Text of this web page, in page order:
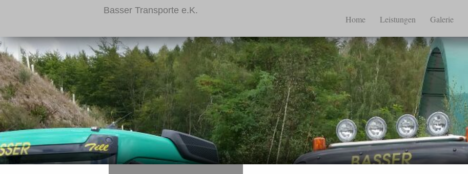
Basser Transporte e.K.
Home Leistungen Galerie